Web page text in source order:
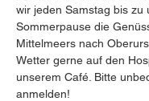
wir jeden Samstag bis zu
Sommerpause die
Mittelmeers nach
Wetter gerne auf den
unserem Café. Bitte
anmelden!